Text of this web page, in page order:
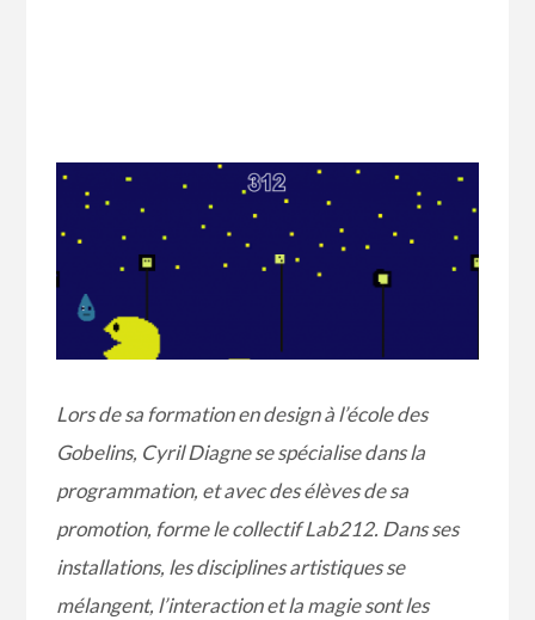
Lors de sa formation en design à l’école des
Gobelins, Cyril Diagne se spécialise dans la
programmation, et avec des élèves de sa
promotion, forme le collectif Lab212. Dans ses
installations, les disciplines artistiques se
mélangent, l’interaction et la magie sont les